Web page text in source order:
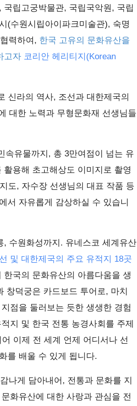
립고궁박물관, 국립국악원, 국립
(수원시립아이파크미술관), 숙명
력하여, 한국 고유의 문화유산을
고자 코리안 헤리티지(Korean
신라의 역사, 조선과 대한제국의
대한 노력과 무형문화재 선생님들
속유물까지, 총 3만여점이 넘는 유
용해 초고해상도 이미지로 촬영
도, 자수장 선생님의 대표 작품 등
서 자유롭게 감상하실 수 있습니
수원화성까지. 유네스코 세계유산
및 대한제국의 주요 유적지 18곳
국의 문화유산의 아름다움을 생
창덕궁은 카드보드 투어로, 마치
점을 둘러보는 듯한 생생한 경험
지 및 한국 전통 농경사회를 주제
이제 전 세계 언제 어디서나 선
를 배울 수 있게 됩니다.
나게 담아내어, 전통과 문화를 지
화유산에 대한 사랑과 관심을 전